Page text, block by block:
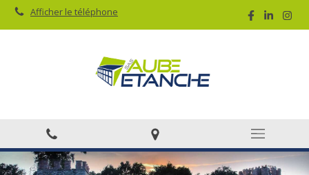
Afficher le téléphone